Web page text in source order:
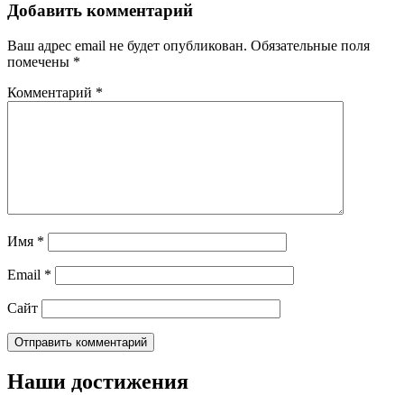
Добавить комментарий
Ваш адрес email не будет опубликован. Обязательные поля
помечены *
Комментарий *
Имя *
Email *
Сайт
Наши достижения